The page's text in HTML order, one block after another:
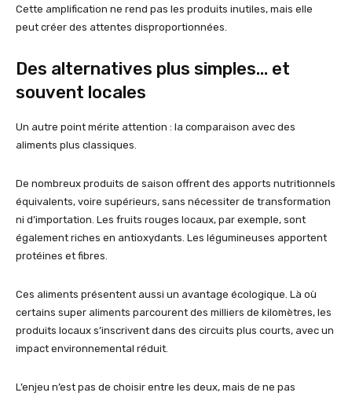
Cette amplification ne rend pas les produits inutiles, mais elle
peut créer des attentes disproportionnées.
Des alternatives plus simples… et
souvent locales
Un autre point mérite attention : la comparaison avec des
aliments plus classiques.
De nombreux produits de saison offrent des apports nutritionnels
équivalents, voire supérieurs, sans nécessiter de transformation
ni d’importation. Les fruits rouges locaux, par exemple, sont
également riches en antioxydants. Les légumineuses apportent
protéines et fibres.
Ces aliments présentent aussi un avantage écologique. Là où
certains super aliments parcourent des milliers de kilomètres, les
produits locaux s’inscrivent dans des circuits plus courts, avec un
impact environnemental réduit.
L’enjeu n’est pas de choisir entre les deux, mais de ne pas